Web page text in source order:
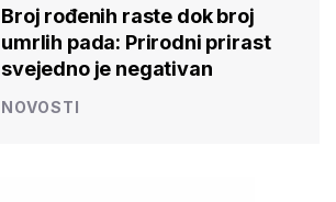
Broj rođenih raste dok broj
umrlih pada: Prirodni prirast
svejedno je negativan
NOVOSTI